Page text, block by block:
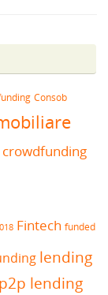
Consob
Fintech funded
lending
p2p lending